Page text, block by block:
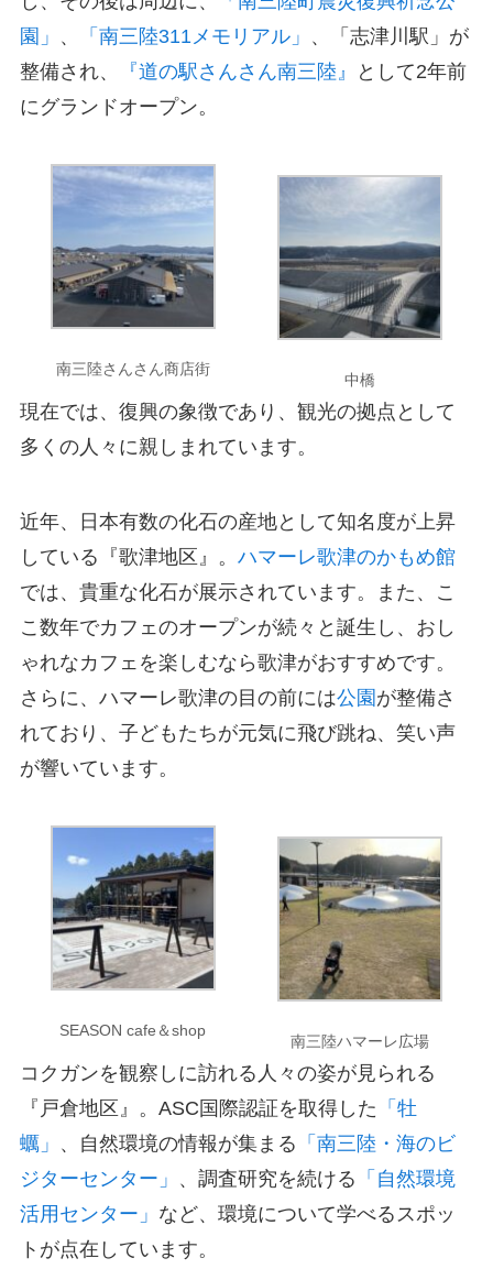
園」 、 「南三陸311メモリアル」 、「志津川駅」が
整備され、
『道の駅さんさん南三陸』
として2年前
にグランドオープン。
南三陸さんさん商店街
中橋
現在では、復興の象徴であり、観光の拠点として
多くの人々に親しまれています。
近年、日本有数の化石の産地として知名度が上昇
している『歌津地区』。 ハマーレ歌津のかもめ館
では、貴重な化石が展示されています。また、こ
こ数年でカフェのオープンが続々と誕生し、おし
ゃれなカフェを楽しむなら歌津がおすすめです。
さらに、ハマーレ歌津の目の前には公園が整備さ
れており、子どもたちが元気に飛び跳ね、笑い声
が響いています。
SEASON cafe＆shop
南三陸ハマーレ広場
コクガンを観察しに訪れる人々の姿が見られる
『戸倉地区』。ASC国際認証を取得した 「牡
蠣」 、自然環境の情報が集まる 「南三陸・海のビ
ジターセンター」 、調査研究を続ける 「自然環境
活用センター」 など、環境について学べるスポッ
トが点在しています。